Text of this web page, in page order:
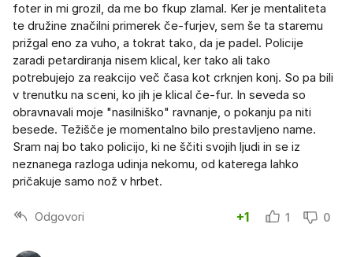
foter in mi grozil, da me bo fkup zlamal. Ker je mentaliteta
te družine značilni primerek če-furjev, sem še ta staremu
prižgal eno za vuho, a tokrat tako, da je padel. Policije
zaradi petardiranja nisem klical, ker tako ali tako
potrebujejo za reakcijo več časa kot crknjen konj. So pa bili
v trenutku na sceni, ko jih je klical če-fur. In seveda so
obravnavali moje "nasilniško" ravnanje, o pokanju pa niti
besede. Težišče je momentalno bilo prestavljeno name.
Sram naj bo tako policijo, ki ne ščiti svojih ljudi in se iz
neznanega razloga udinja nekomu, od katerega lahko
pričakuje samo nož v hrbet.
Odgovori +1 1 0